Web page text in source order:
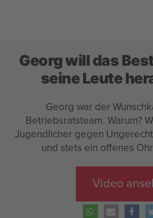
Georg will das
seine Leute
Georg war der
Betriebsratsteam. Warum?
Jugendlicher gegen
und stets ein offenes
Video